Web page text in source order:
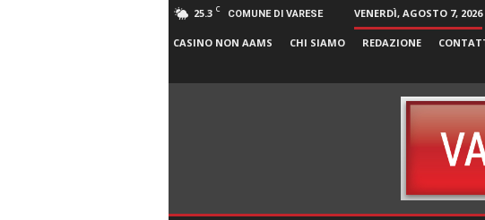
25.3 C COMUNE DI VARESE VENERDÌ, AGOSTO 7, 2026
CASINO NON AAMS CHI SIAMO REDAZIONE